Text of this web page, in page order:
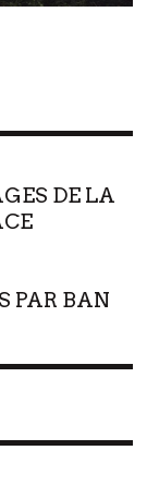
DE LA
PAR BAN